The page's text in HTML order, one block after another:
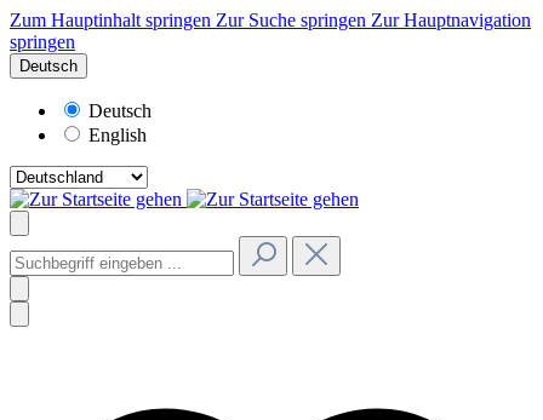
Zum Hauptinhalt springen Zur Suche springen Zur Hauptnavigation
springen
Deutsch
Deutsch
English